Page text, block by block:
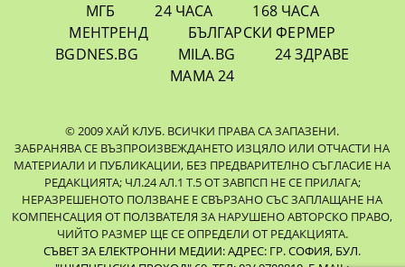
МГБ 24 ЧАСА
168 ЧАСА
МЕНТРЕНД
БЪЛГАРСКИ ФЕРМЕР
BGDNES.BG
MILA.BG
24 ЗДРАВЕ
МАМА 24
© 2009 ХАЙ КЛУБ. ВСИЧКИ ПРАВА СА ЗАПАЗЕНИ.
ЗАБРАНЯВА СЕ ВЪЗПРОИЗВЕЖДАНЕТО ИЗЦЯЛО ИЛИ ОТЧАСТИ НА
МАТЕРИАЛИ И ПУБЛИКАЦИИ, БЕЗ ПРЕДВАРИТЕЛНО СЪГЛАСИЕ НА
РЕДАКЦИЯТА; ЧЛ.24 АЛ.1 Т.5 ОТ ЗАВПСП НЕ СЕ ПРИЛАГА;
НЕРАЗРЕШЕНОТО ПОЛЗВАНЕ Е СВЪРЗАНО СЪС ЗАПЛАЩАНЕ НА
КОМПЕНСАЦИЯ ОТ ПОЛЗВАТЕЛЯ ЗА НАРУШЕНО АВТОРСКО ПРАВО,
ЧИЙТО РАЗМЕР ЩЕ СЕ ОПРЕДЕЛИ ОТ РЕДАКЦИЯТА.
СЪВЕТ ЗА ЕЛЕКТРОННИ МЕДИИ: АДРЕС: ГР. СОФИЯ, БУЛ.